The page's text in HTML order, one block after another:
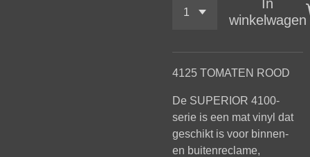
In
winkelwagen
4125 TOMATEN ROOD
De SUPERIOR 4100-
serie is een mat vinyl dat
geschikt is voor binnen-
en buitenreclame,